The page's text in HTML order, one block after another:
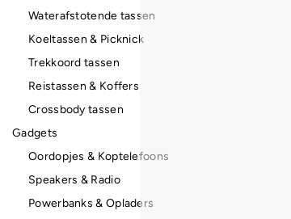
Waterafstotende tassen
Koeltassen & Picknick
Trekkoord tassen
Reistassen & Koffers
Crossbody tassen
Gadgets
Oordopjes & Koptelefoons
Speakers & Radio
Powerbanks & Opladers